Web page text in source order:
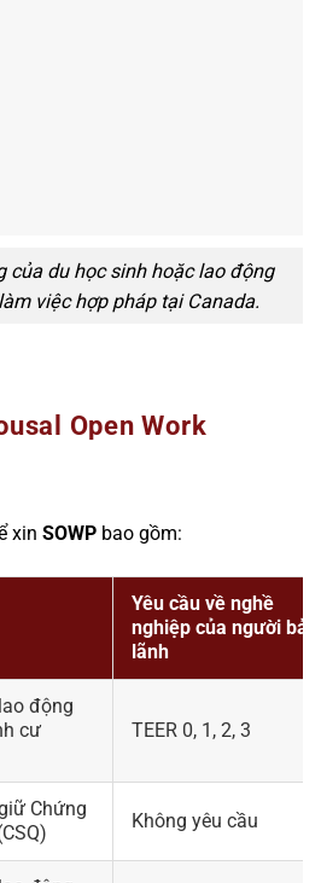
của du học sinh hoặc lao động
việc hợp pháp tại Canada.
Open Work
xin SOWP bao gồm:
Yêu cầu về nghề
nghiệp của người bảo
lãnh
động
cư
TEER 0, 1, 2, 3
Chứng
Không yêu cầu